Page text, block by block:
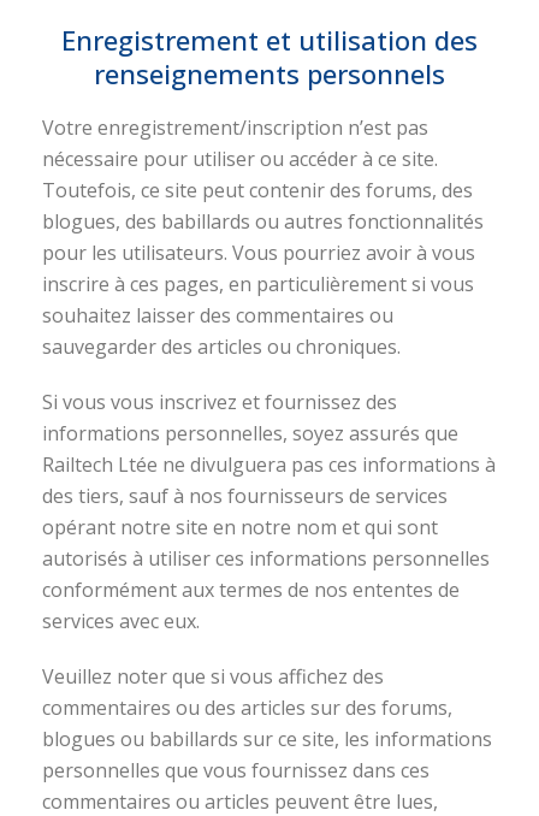
Enregistrement et utilisation des
renseignements personnels
Votre enregistrement/inscription n’est pas
nécessaire pour utiliser ou accéder à ce site.
Toutefois, ce site peut contenir des forums, des
blogues, des babillards ou autres fonctionnalités
pour les utilisateurs. Vous pourriez avoir à vous
inscrire à ces pages, en particulièrement si vous
souhaitez laisser des commentaires ou
sauvegarder des articles ou chroniques.
Si vous vous inscrivez et fournissez des
informations personnelles, soyez assurés que
Railtech Ltée ne divulguera pas ces informations à
des tiers, sauf à nos fournisseurs de services
opérant notre site en notre nom et qui sont
autorisés à utiliser ces informations personnelles
conformément aux termes de nos ententes de
services avec eux.
Veuillez noter que si vous affichez des
commentaires ou des articles sur des forums,
blogues ou babillards sur ce site, les informations
personnelles que vous fournissez dans ces
commentaires ou articles peuvent être lues,